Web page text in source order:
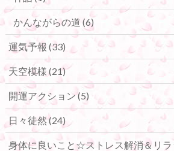
かんながらの道 (6)
運気予報 (33)
天空模様 (21)
開運アクション(5)
日々徒然(24)
身体に良いこと☆ストレス解消＆リ